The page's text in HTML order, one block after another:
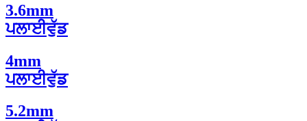
3.6mm
ਪਲਾਈਵੁੱਡ
4mm
ਪਲਾਈਵੁੱਡ
5.2mm